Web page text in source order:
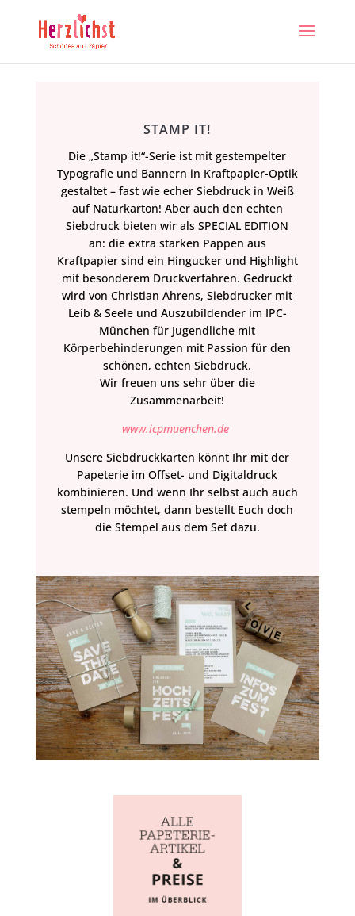
STAMP IT!
Die „Stamp it!“-Serie ist mit gestempelter
Typografie und Bannern in Kraftpapier-Optik
gestaltet – fast wie echer Siebdruck in Weiß
auf Naturkarton! Aber auch den echten
Siebdruck bieten wir als SPECIAL EDITION
an: die extra starken Pappen aus
Kraftpapier sind ein Hingucker und Highlight
mit besonderem Druckverfahren. Gedruckt
wird von Christian Ahrens, Siebdrucker mit
Leib & Seele und Auszubildender im IPC-
München für Jugendliche mit
Körperbehinderungen mit Passion für den
schönen, echten Siebdruck.
Wir freuen uns sehr über die
Zusammenarbeit!
www.icpmuenchen.de
Unsere Siebdruckkarten könnt Ihr mit der
Papeterie im Offset- und Digitaldruck
kombinieren. Und wenn Ihr selbst auch auch
stempeln möchtet, dann bestellt Euch doch
die Stempel aus dem Set dazu.